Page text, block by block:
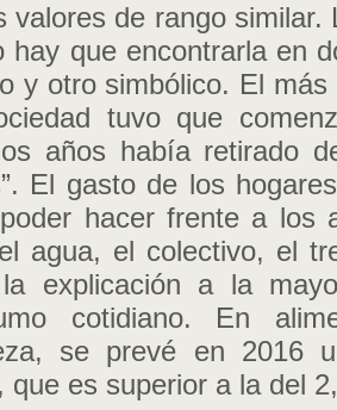
valores de rango
hay que encontrarla en
y otro simbólico. El
tuvo que
años había retirado
El gasto de los
hacer frente a los
agua, el colectivo, el
explicación a la
cotidiano. En
se prevé en 2016
que es superior a la del